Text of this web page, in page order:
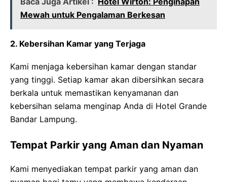
Mewah untuk Pengalaman Berkesan
2. Kebersihan Kamar yang Terjaga
Kami menjaga kebersihan kamar dengan standar
yang tinggi. Setiap kamar akan dibersihkan secara
berkala untuk memastikan kenyamanan dan
kebersihan selama menginap Anda di Hotel Grande
Bandar Lampung.
Tempat Parkir yang Aman dan Nyaman
Kami menyediakan tempat parkir yang aman dan